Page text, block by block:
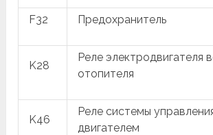
F32 Предохранитель
K28
Реле электродвигателя
отопителя
K46
Реле системы
двигателем